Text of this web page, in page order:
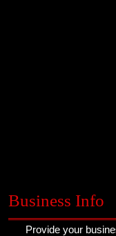
Business Info
Provide your